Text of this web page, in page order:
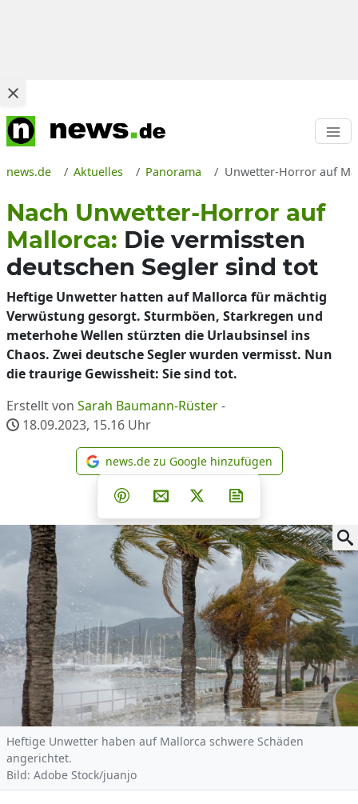
news.de Aktuelles Panorama Unwetter-Horror auf
Nach Unwetter-Horror auf
Mallorca: Die vermissten
deutschen Segler sind tot
Heftige Unwetter hatten auf Mallorca für mächtig
Verwüstung gesorgt. Sturmböen, Starkregen und
meterhohe Wellen stürzten die Urlaubsinsel ins
Chaos. Zwei deutsche Segler wurden vermisst. Nun
die traurige Gewissheit: Sie sind tot.
Erstellt von Sarah Baumann-Rüster-
18.09.2023, 15.16 Uhr
news.de zu Google
news.de zu Google hinzufügen
Teilen auf Facebook
Teilen auf Whatsapp
Teilen auf Telegram
Teilen auf Pinterest
Per E-Mail teilen
Post auf X
Heftige Unwetter haben auf Mallorca schwere Schäden
angerichtet.
Bild: Adobe Stock/juanjo